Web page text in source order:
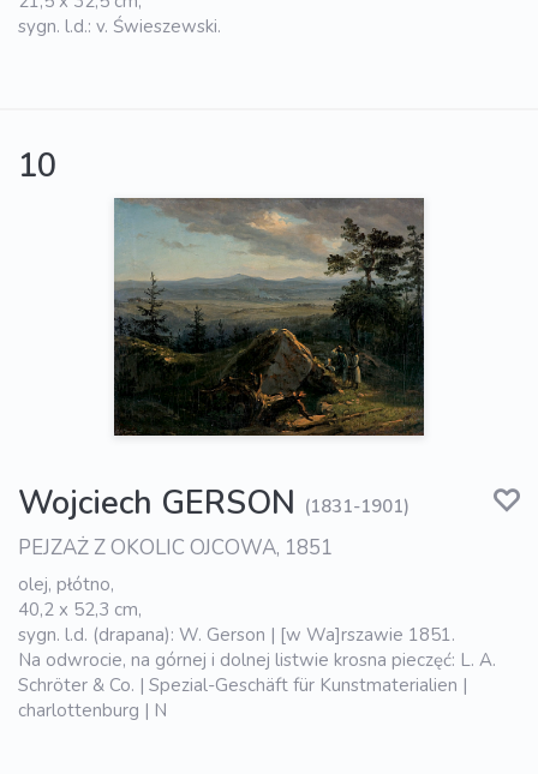
sygn. l.d.: v. Świeszewski.
10
Wojciech GERSON (1831-1901)
PEJZAŻ Z OKOLIC OJCOWA, 1851
olej, płótno,
40,2 x 52,3 cm,
sygn. l.d. (drapana): W. Gerson | [w Wa]rszawie 1851.
Na odwrocie, na górnej i dolnej listwie krosna pieczęć: L. A.
Schröter & Co. | Spezial-Geschäft für Kunstmaterialien |
charlottenburg | N